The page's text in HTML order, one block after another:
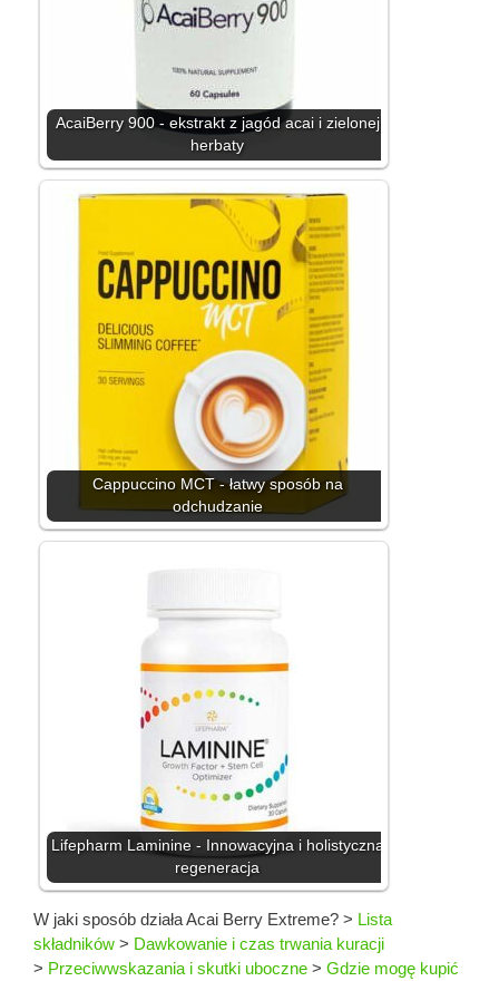
AcaiBerry 900 - ekstrakt z jagód acai i zielonej
herbaty
Cappuccino MCT - łatwy sposób na
odchudzanie
Lifepharm Laminine - Innowacyjna i holistyczna
regeneracja
W jaki sposób działa Acai Berry Extreme? > Lista
składników > Dawkowanie i czas trwania kuracji
> Przeciwwskazania i skutki uboczne > Gdzie mogę kupić